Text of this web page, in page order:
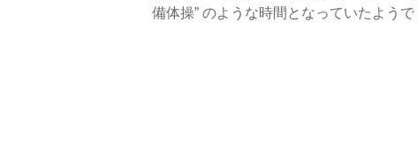
備体操” のような時間となっていたようで